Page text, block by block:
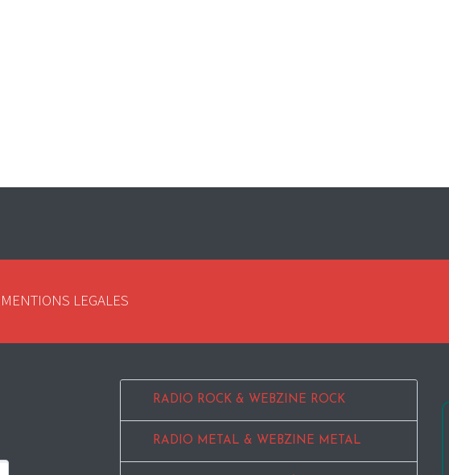
MENTIONS LEGALES
RADIO ROCK & WEBZINE ROCK
RADIO METAL & WEBZINE METAL